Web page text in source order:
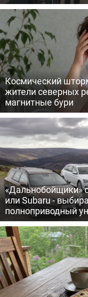
Космический
жители северных
магнитные бури
«Дальнобойщики»
или Subaru -
полноприводный